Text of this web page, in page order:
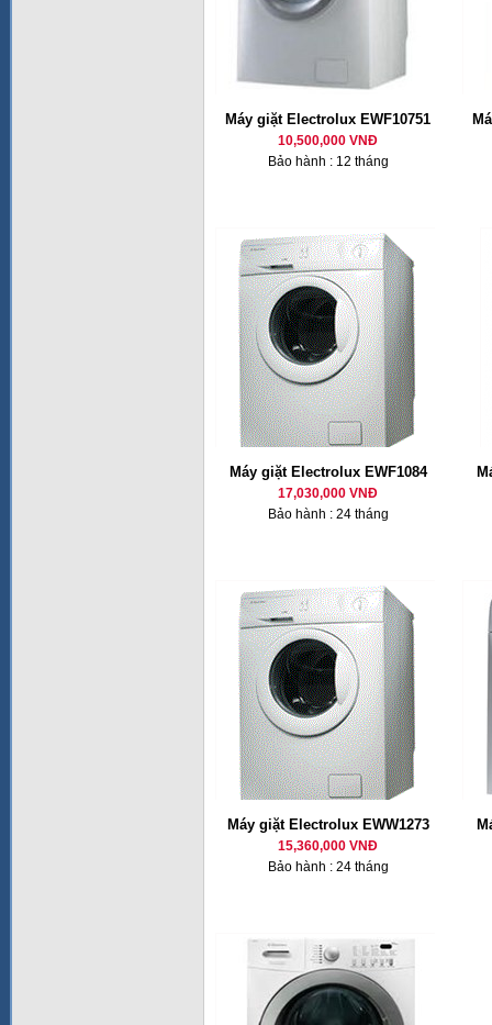
Máy giặt Electrolux EWF10751
10,500,000 VNĐ
Bảo hành : 12 tháng
Máy giặt Electrolux EWF1084
17,030,000 VNĐ
Bảo hành : 24 tháng
Máy giặt Electrolux EWW1273
15,360,000 VNĐ
Bảo hành : 24 tháng